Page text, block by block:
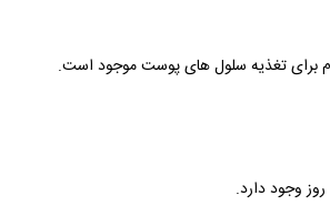
برای تغذیه سلول های پوست موجود است.